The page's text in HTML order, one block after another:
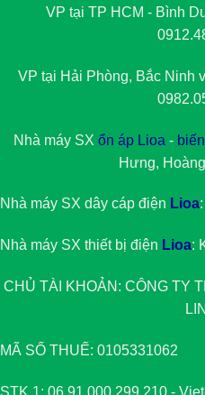
VP tại TP HCM - Bình
VP tại Hải Phòng, Bắc Ninh
Nhà máy SX ổn áp Lioa -
Hưng,
Nhà máy SX dây cáp điện Lioa
Nhà máy SX thiết bị điện Lioa:
CHỦ TÀI KHOẢN: CÔNG TY
MÃ SỐ THUẾ: 0105331062
STK 1: 06.91.000.299.210 -